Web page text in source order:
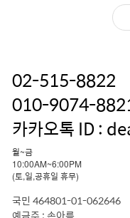
02-515-8822
010-9074-
카카오톡 ID :
월~금
10:00AM~6:00PM
(토,일,공휴일 휴무)
국민 464801-01-062646